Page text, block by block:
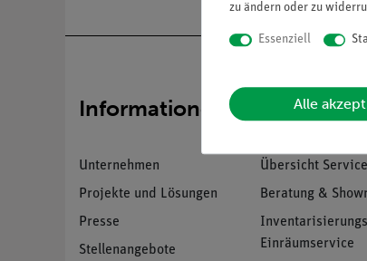
Informationen
Unternehmen
Projekte und Lösungen
Presse
Stellenangebote
Service
Übersicht Service
Beratung &
Einräumservice
zu ändern oder zu
Essenziell
Alle